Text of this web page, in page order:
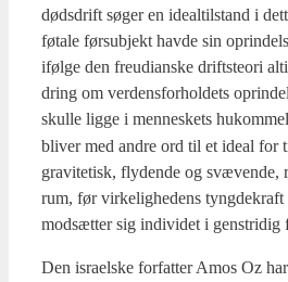
døds­drift søger en ide­al­til­stand i
føta­le før­sub­jekt hav­de sin
iføl­ge den freu­di­an­ske drift­ste­o­ri
dring om ver­dens­for­hol­dets
skul­le lig­ge i men­ne­skets
bli­ver med andre ord til et ide­al for
gravi­te­tisk, fly­den­de og svæ­ven­de,
rum, før vir­ke­lig­he­dens
mod­sæt­ter sig indi­vi­det i gen­stri­dig
Den isra­el­ske for­fat­ter Amos Oz